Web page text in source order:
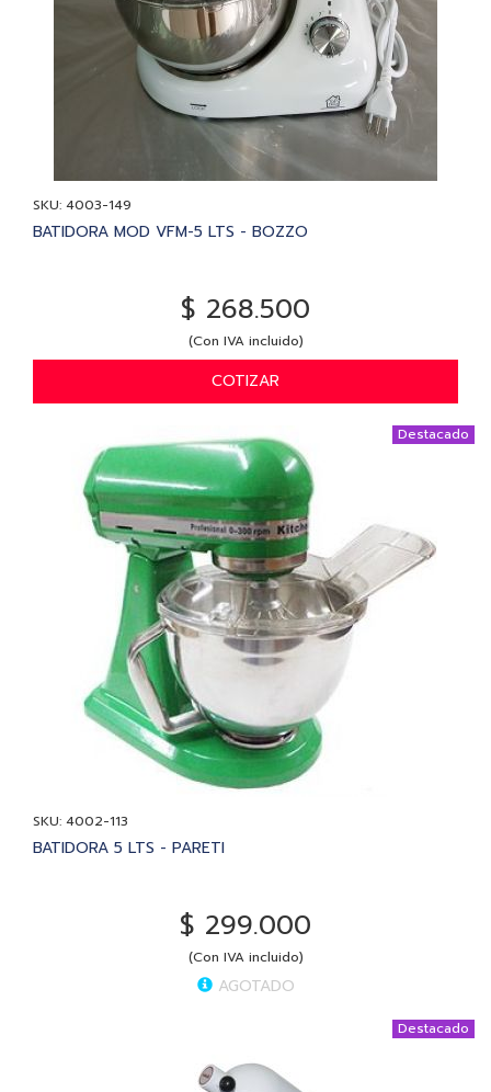
SKU: 4003-149
BATIDORA MOD VFM-5 LTS - BOZZO
$ 268.500
(Con IVA incluido)
COTIZAR
Destacado
SKU: 4002-113
BATIDORA 5 LTS - PARETI
$ 299.000
(Con IVA incluido)
AGOTADO
Destacado